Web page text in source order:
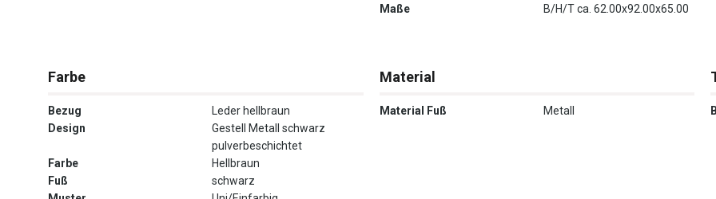
Maße
B/H/T ca. 62.00x92.00x65.00
Farbe
Bezug
Leder hellbraun
Design
Gestell Metall schwarz
pulverbeschichtet
Farbe
Hellbraun
Fuß
schwarz
Material
Material Fuß Metall